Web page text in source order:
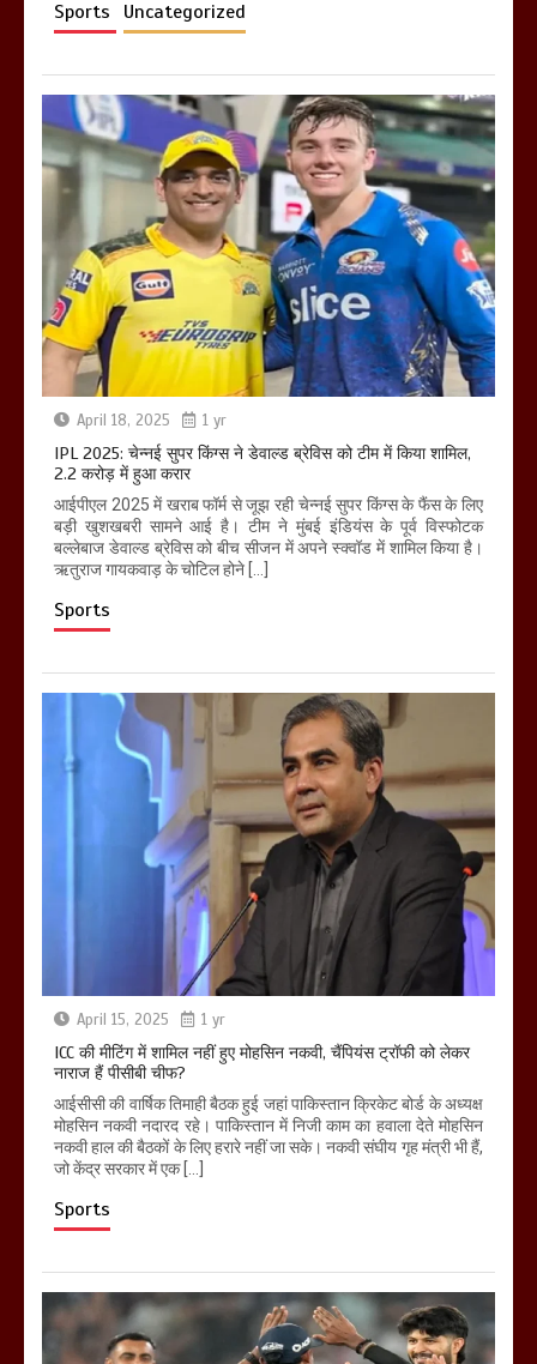
Sports Uncategorized
April 18, 2025 1 yr
IPL 2025: चेन्नई सुपर किंग्स ने डेवाल्ड ब्रेविस को टीम में किया शामिल,
2.2 करोड़ में हुआ करार
आईपीएल 2025 में खराब फॉर्म से जूझ रही चेन्नई सुपर किंग्स के फैंस के लिए
बड़ी खुशखबरी सामने आई है। टीम ने मुंबई इंडियंस के पूर्व विस्फोटक
बल्लेबाज डेवाल्ड ब्रेविस को बीच सीजन में अपने स्क्वॉड में शामिल किया है।
ऋतुराज गायकवाड़ के चोटिल होने […]
Sports
April 15, 2025 1 yr
ICC की मीटिंग में शामिल नहीं हुए मोहसिन नकवी, चैंपियंस ट्रॉफी को लेकर
नाराज हैं पीसीबी चीफ?
आईसीसी की वार्षिक तिमाही बैठक हुई जहां पाकिस्तान क्रिकेट बोर्ड के अध्यक्ष
मोहसिन नकवी नदारद रहे। पाकिस्तान में निजी काम का हवाला देते मोहसिन
नकवी हाल की बैठकों के लिए हरारे नहीं जा सके। नकवी संघीय गृह मंत्री भी हैं,
जो केंद्र सरकार में एक […]
Sports